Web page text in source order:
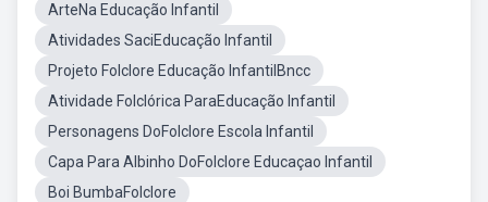
ArteNa Educação Infantil
Atividades SaciEducação Infantil
Projeto Folclore Educação InfantilBncc
Atividade Folclórica ParaEducação Infantil
Personagens DoFolclore Escola Infantil
Capa Para Albinho DoFolclore Educaçao Infantil
Boi BumbaFolclore